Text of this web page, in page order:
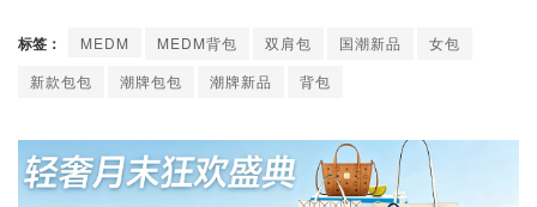
标签： MEDM MEDM背包 双肩包 国潮新品
女包
新款包包
潮牌包包 潮牌新品 背包